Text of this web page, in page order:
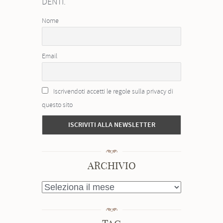
Nome
Email
Iscrivendoti accetti le regole sulla privacy di
questo sito
ARCHIVIO
ARCHIVIO